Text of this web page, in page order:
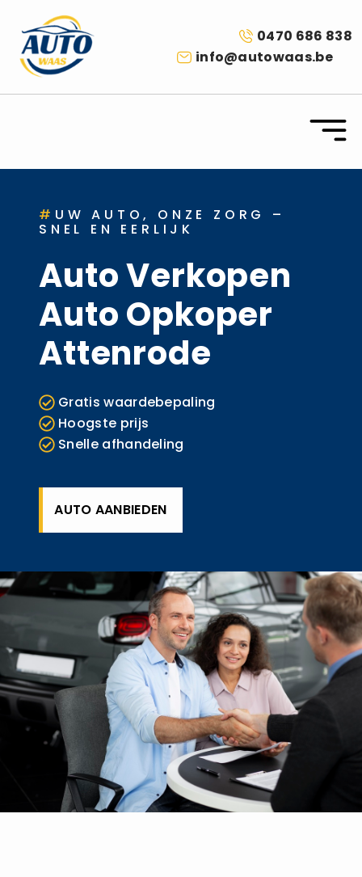
0470 686 838
info@autowaas.be
# UW AUTO, ONZE ZORG –
SNEL EN EERLIJK
Auto Verkopen
Auto Opkoper
Attenrode
Gratis waardebepaling
Hoogste prijs
Snelle afhandeling
AUTO AANBIEDEN